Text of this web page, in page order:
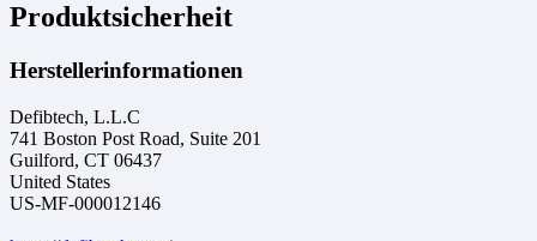
Produktsicherheit
Herstellerinformationen
Defibtech, L.L.C
741 Boston Post Road, Suite 201
Guilford, CT 06437
United States
US-MF-000012146